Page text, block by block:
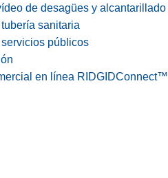
de desagües y alcantarillado
sanitaria
públicos
en línea RIDGIDConnect™